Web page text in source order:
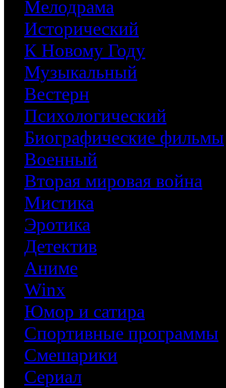
Мелодрама
Исторический
К Новому Году
Музыкальный
Вестерн
Психологический
Биографические фильмы
Военный
Вторая мировая война
Мистика
Эротика
Детектив
Аниме
Winx
Юмор и сатира
Спортивные программы
Смешарики
Сериал